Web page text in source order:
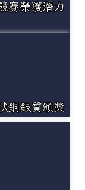
賽榮獲潛力
銅銀質頒獎